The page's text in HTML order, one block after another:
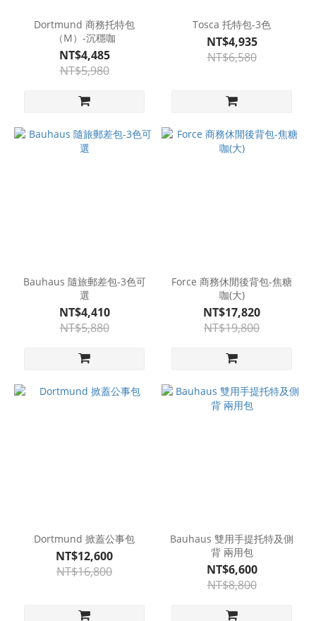
Dortmund 商務托特包
（M）-沉穩咖
NT$4,485
NT$5,980
Tosca 托特包-3色
NT$4,935
NT$6,580
Bauhaus 隨旅郵差包-3色可
選
NT$4,410
NT$5,880
Force 商務休閒後背包-焦糖
咖(大)
NT$17,820
NT$19,800
Dortmund 掀蓋公事包
NT$12,600
NT$16,800
Bauhaus 雙用手提托特及側
背 兩用包
NT$6,600
NT$8,800